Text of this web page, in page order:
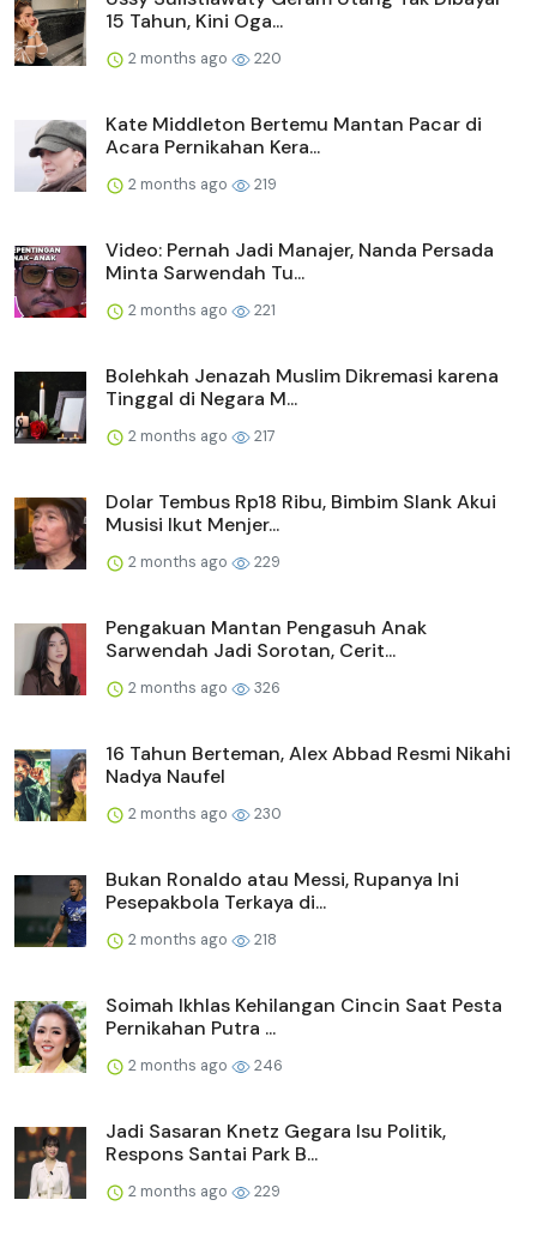
15 Tahun, Kini Oga...
2 months ago 220
Kate Middleton Bertemu Mantan Pacar di
Acara Pernikahan Kera...
2 months ago 219
Video: Pernah Jadi Manajer, Nanda Persada
Minta Sarwendah Tu...
2 months ago 221
Bolehkah Jenazah Muslim Dikremasi karena
Tinggal di Negara M...
2 months ago 217
Dolar Tembus Rp18 Ribu, Bimbim Slank Akui
Musisi Ikut Menjer...
2 months ago 229
Pengakuan Mantan Pengasuh Anak
Sarwendah Jadi Sorotan, Cerit...
2 months ago 326
16 Tahun Berteman, Alex Abbad Resmi Nikahi
Nadya Naufel
2 months ago 230
Bukan Ronaldo atau Messi, Rupanya Ini
Pesepakbola Terkaya di...
2 months ago 218
Soimah Ikhlas Kehilangan Cincin Saat Pesta
Pernikahan Putra ...
2 months ago 246
Jadi Sasaran Knetz Gegara Isu Politik,
Respons Santai Park B...
2 months ago 229